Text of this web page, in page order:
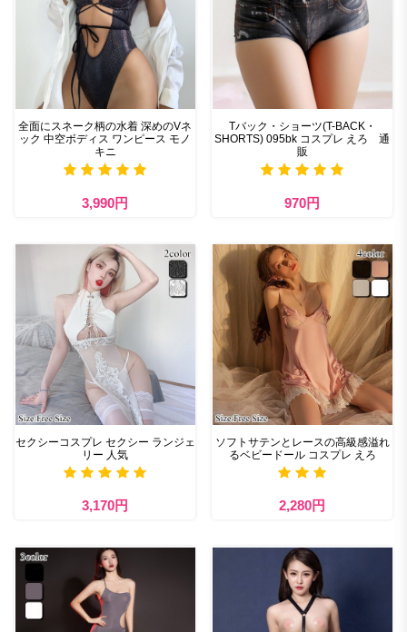
全面にスネーク柄の水着 深めのVネ
ック 中空ボディス ワンピース モノ
キニ
3,990円
Tバック・ショーツ(T-BACK・
SHORTS) 095bk コスプレ えろ 通
販
970円
セクシーコスプレ セクシー ランジェ
リー 人気
3,170円
ソフトサテンとレースの高級感溢れ
るベビードール コスプレ えろ
2,280円